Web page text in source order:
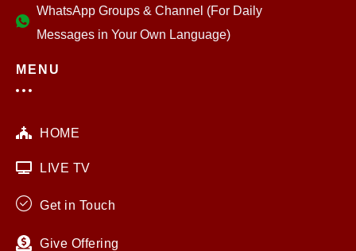
WhatsApp Groups & Channel (For Daily
Messages in Your Own Language)
MENU
HOME
LIVE TV
Get in Touch
Give Offering